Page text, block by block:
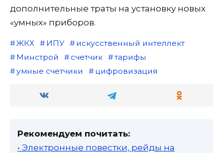
дополнительные траты на установку новых
«умных» приборов.
ЖКХ ИПУ
искусственный интеллект
Минстрой
счетчик
тарифы
умные счетчики
цифровизация
Рекомендуем почитать:
• Электронные повестки, рейды на